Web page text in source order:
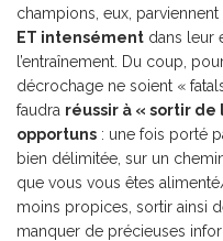
champions, eux, parviennent
ET intensément dans leur
l’entraînement. Du coup,
décrochage ne soient «
faudra réussir à « sortir de
opportuns : une fois porté
bien délimitée, sur un
que vous vous êtes
moins propices, sortir ainsi
manquer de précieuses